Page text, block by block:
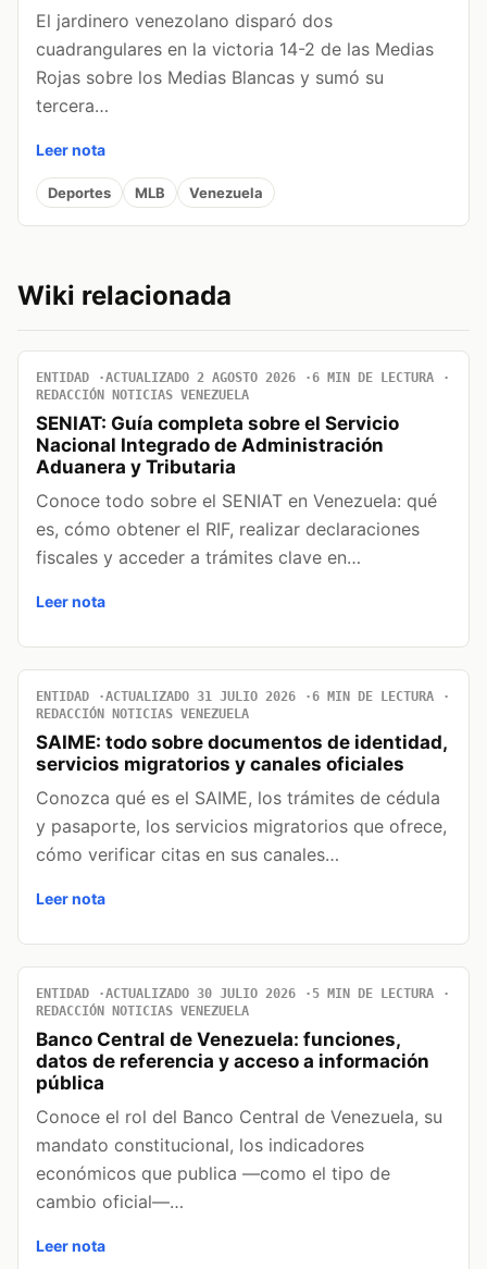
El jardinero venezolano disparó dos
cuadrangulares en la victoria 14-2 de las Medias
Rojas sobre los Medias Blancas y sumó su
tercera…
Leer nota
Deportes MLB Venezuela
Wiki relacionada
ENTIDAD ACTUALIZADO 2 AGOSTO 2026
6 MIN DE LECTURA
REDACCIÓN NOTICIAS VENEZUELA
SENIAT: Guía completa sobre el Servicio
Nacional Integrado de Administración
Aduanera y Tributaria
Conoce todo sobre el SENIAT en Venezuela: qué
es, cómo obtener el RIF, realizar declaraciones
fiscales y acceder a trámites clave en…
Leer nota
ENTIDAD ACTUALIZADO 31 JULIO 2026
6 MIN DE LECTURA
REDACCIÓN NOTICIAS VENEZUELA
SAIME: todo sobre documentos de identidad,
servicios migratorios y canales oficiales
Conozca qué es el SAIME, los trámites de cédula
y pasaporte, los servicios migratorios que ofrece,
cómo verificar citas en sus canales…
Leer nota
ENTIDAD ACTUALIZADO 30 JULIO 2026
5 MIN DE LECTURA
REDACCIÓN NOTICIAS VENEZUELA
Banco Central de Venezuela: funciones,
datos de referencia y acceso a información
pública
Conoce el rol del Banco Central de Venezuela, su
mandato constitucional, los indicadores
económicos que publica —como el tipo de
cambio oficial—…
Leer nota